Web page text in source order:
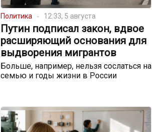
Политика 12:33, 5 августа
Путин подписал закон, вдвое
расширяющий основания для
выдворения мигрантов
Больше, например, нельзя сослаться на
семью и годы жизни в России